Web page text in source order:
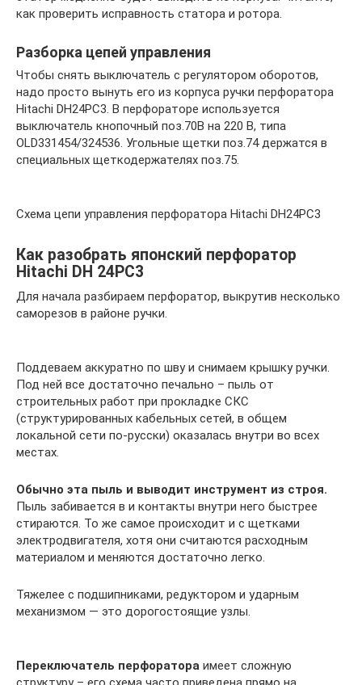
как проверить исправность статора и ротора.
Разборка цепей управления
Чтобы снять выключатель с регулятором оборотов,
надо просто вынуть его из корпуса ручки перфоратора
Hitachi DH24PC3. В перфораторе используется
выключатель кнопочный поз.70В на 220 В, типа
OLD331454/324536. Угольные щетки поз.74 держатся в
специальных щеткодержателях поз.75.
Схема цепи управления перфоратора Hitachi DH24PC3
Как разобрать японский перфоратор
Hitachi DH 24PC3
Для начала разбираем перфоратор, выкрутив несколько
саморезов в районе ручки.
Поддеваем аккуратно по шву и снимаем крышку ручки.
Под ней все достаточно печально – пыль от
строительных работ при прокладке СКС
(структурированных кабельных сетей, в общем
локальной сети по-русски) оказалась внутри во всех
местах.
Обычно эта пыль и выводит инструмент из строя.
Пыль забивается в и контакты внутри него быстрее
стираются. То же самое происходит и с щетками
электродвигателя, хотя они считаются расходным
материалом и меняются достаточно легко.
Тяжелее с подшипниками, редуктором и ударным
механизмом — это дорогостоящие узлы.
Переключатель перфоратора имеет сложную